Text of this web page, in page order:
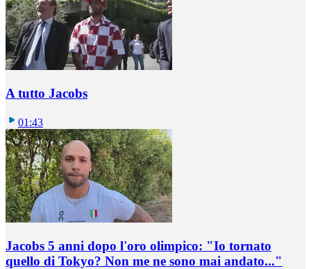
A tutto Jacobs
01:43
Jacobs 5 anni dopo l'oro olimpico: "Io tornato
quello di Tokyo? Non me ne sono mai andato..."